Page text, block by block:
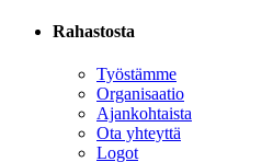
Rahastosta
Työstämme
Organisaatio
Ajankohtaista
Ota yhteyttä
Logot